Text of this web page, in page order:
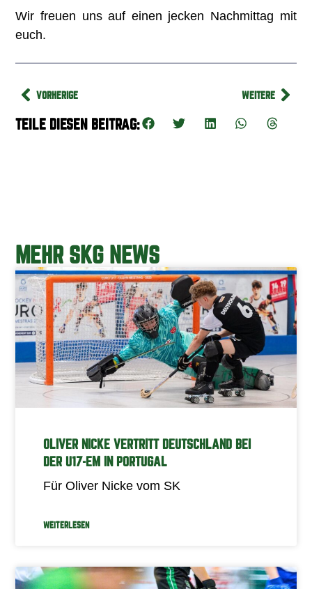
Wir freuen uns auf einen jecken Nachmittag mit
euch.
VORHERIGE WEITERE
TEILE DIESEN BEITRAG:
MEHR SKG NEWS
OLIVER NICKE VERTRITT DEUTSCHLAND BEI
DER U17-EM IN PORTUGAL
Für Oliver Nicke vom SK
WEITERLESEN